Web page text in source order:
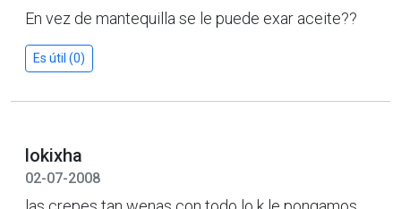
En vez de mantequilla se le puede exar aceite??
Es útil (0)
lokixha
02-07-2008